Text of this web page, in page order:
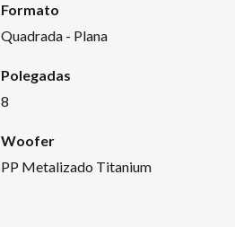
Formato
Quadrada - Plana
Polegadas
8
Woofer
PP Metalizado Titanium